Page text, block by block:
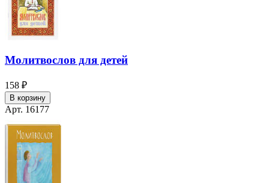
Молитвослов для детей
158 ₽
В корзину
Арт. 16177